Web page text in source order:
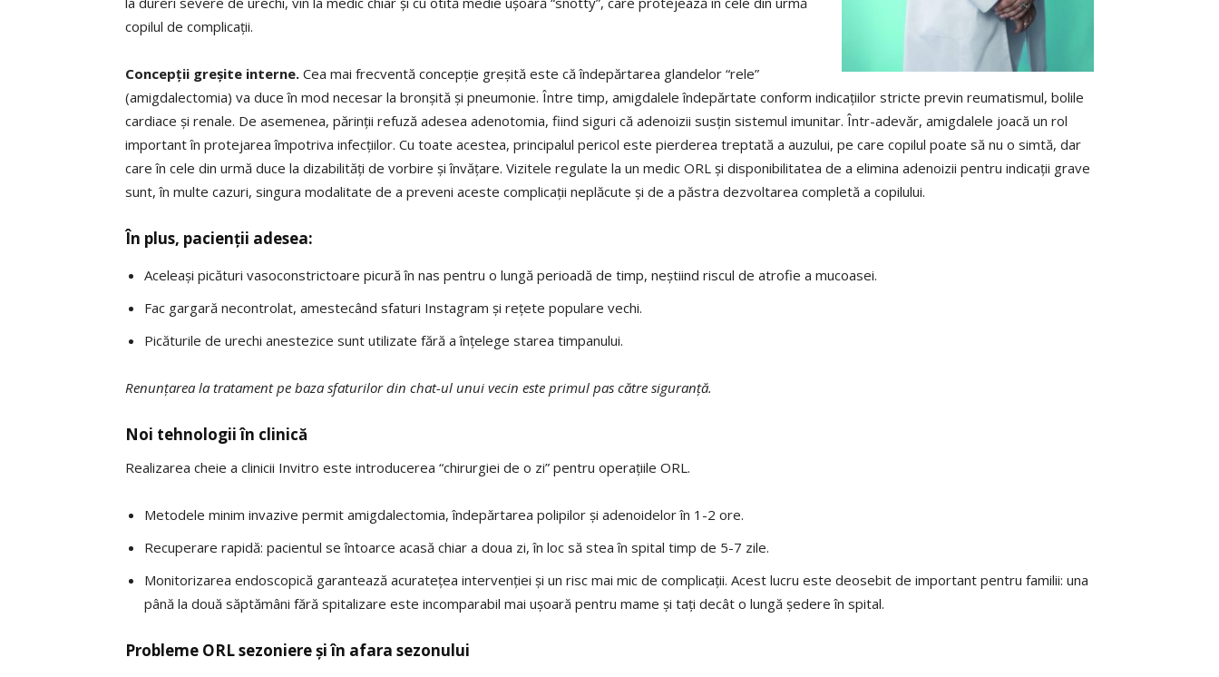
copilul de complicații.
Concepții greșite interne. Cea mai frecventă concepție greșită este că îndepărtarea glandelor “rele”
(amigdalectomia) va duce în mod necesar la bronșită și pneumonie. Între timp, amigdalele îndepărtate conform indicațiilor stricte previn reumatismul, bolile
cardiace și renale. De asemenea, părinții refuză adesea adenotomia, fiind siguri că adenoizii susțin sistemul imunitar. Într-adevăr, amigdalele joacă un rol
important în protejarea împotriva infecțiilor. Cu toate acestea, principalul pericol este pierderea treptată a auzului, pe care copilul poate să nu o simtă, dar
care în cele din urmă duce la dizabilități de vorbire și învățare. Vizitele regulate la un medic ORL și disponibilitatea de a elimina adenoizii pentru indicații grave
sunt, în multe cazuri, singura modalitate de a preveni aceste complicații neplăcute și de a păstra dezvoltarea completă a copilului.
În plus, pacienții adesea:
Aceleași picături vasoconstrictoare picură în nas pentru o lungă perioadă de timp, neștiind riscul de atrofie a mucoasei.
Fac gargară necontrolat, amestecând sfaturi Instagram și rețete populare vechi.
Picăturile de urechi anestezice sunt utilizate fără a înțelege starea timpanului.
Renunțarea la tratament pe baza sfaturilor din chat-ul unui vecin este primul pas către siguranță.
Noi tehnologii în clinică
Realizarea cheie a clinicii Invitro este introducerea “chirurgiei de o zi” pentru operațiile ORL.
Metodele minim invazive permit amigdalectomia, îndepărtarea polipilor și adenoidelor în 1-2 ore.
Recuperare rapidă: pacientul se întoarce acasă chiar a doua zi, în loc să stea în spital timp de 5-7 zile.
Monitorizarea endoscopică garantează acuratețea intervenției și un risc mai mic de complicații. Acest lucru este deosebit de important pentru familii: una
până la două săptămâni fără spitalizare este incomparabil mai ușoară pentru mame și tați decât o lungă ședere în spital.
Probleme ORL sezoniere și în afara sezonului